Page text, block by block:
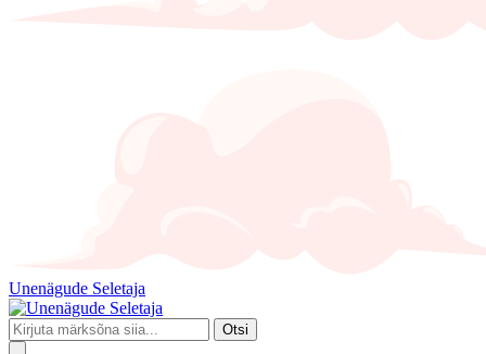
Unenägude Seletaja
Otsi